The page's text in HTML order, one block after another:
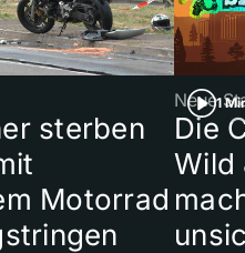
sterben
Motorrad
1
Neue
Die
Wild